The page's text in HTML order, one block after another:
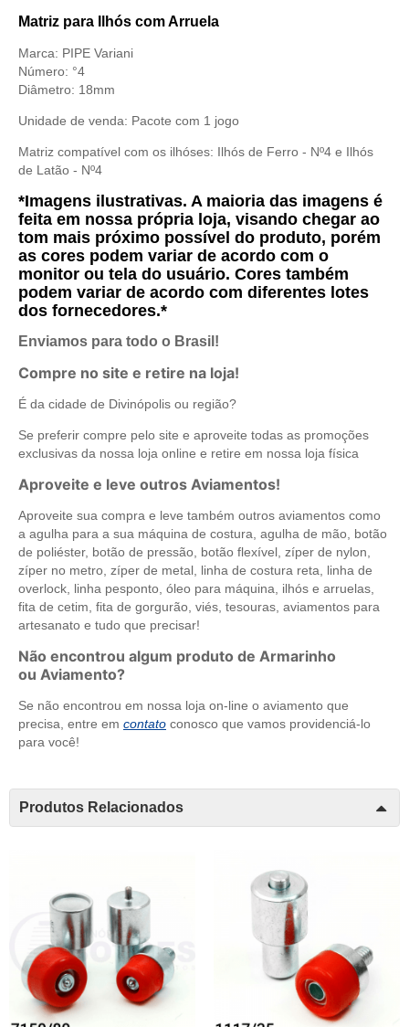
Matriz para Ilhós com Arruela
Marca: PIPE Variani
Número: °4
Diâmetro: 18mm
Unidade de venda: Pacote com 1 jogo
Matriz compatível com os ilhóses: Ilhós de Ferro - Nº4 e Ilhós
de Latão - Nº4
*Imagens ilustrativas. A maioria das imagens é
feita em nossa própria loja, visando chegar ao
tom mais próximo possível do produto, porém
as cores podem variar de acordo com o
monitor ou tela do usuário. Cores também
podem variar de acordo com diferentes lotes
dos fornecedores.*
Enviamos para todo o Brasil!
Compre no site e retire na loja!
É da cidade de Divinópolis ou região?
Se preferir compre pelo site e aproveite todas as promoções
exclusivas da nossa loja online e retire em nossa loja física
Aproveite e leve outros Aviamentos!
Aproveite sua compra e leve também outros aviamentos como
a agulha para a sua máquina de costura, agulha de mão, botão
de poliéster, botão de pressão, botão flexível, zíper de nylon,
zíper no metro, zíper de metal, linha de costura reta, linha de
overlock, linha pesponto, óleo para máquina, ilhós e arruelas,
fita de cetim, fita de gorgurão, viés, tesouras, aviamentos para
artesanato e tudo que precisar!
Não encontrou algum produto de Armarinho
ou Aviamento?
Se não encontrou em nossa loja on-line o aviamento que
precisa, entre em contato conosco que vamos providenciá-lo
para você!
Produtos Relacionados